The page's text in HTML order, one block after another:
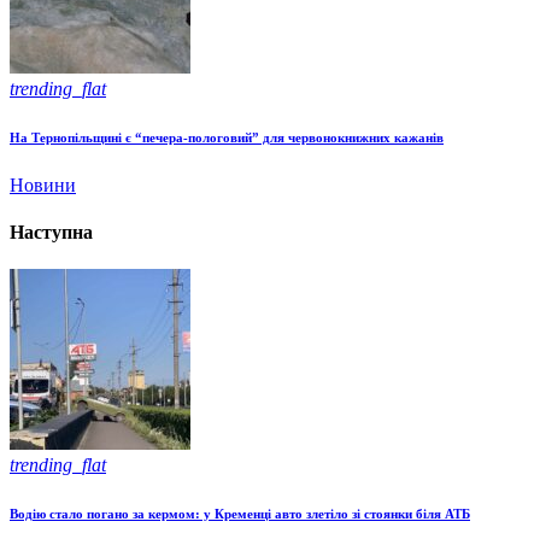
trending_flat
На Тернопільщині є “печера-пологовий” для червонокнижних кажанів
Новини
Наступна
trending_flat
Водію стало погано за кермом: у Кременці авто злетіло зі стоянки біля АТБ